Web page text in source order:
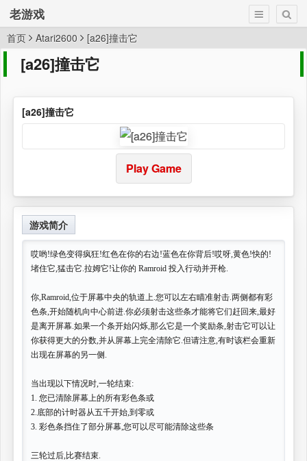
老游戏
首页 Atari2600 [a26]撞击它
[a26]撞击它
[a26]撞击它
Play Game
游戏简介
哎哟!绿色变得疯狂!红色在你的右边!蓝色在你背后!哎呀,黄色!快的!
堵住它,猛击它.拉姆它!让你的 Ramroid 投入行动并开枪.
你,Ramroid,位于屏幕中央的轨道上.您可以左右瞄准射击.两侧都有彩
色条,开始随机向中心前进.你必须射击这些条才能将它们赶回来,最好
是离开屏幕.如果一个条开始闪烁,那么它是一个奖励条,射击它可以让
你获得更大的分数,并从屏幕上完全清除它.但请注意,有时该栏会重新
出现在屏幕的另一侧.
当出现以下情况时,一轮结束:
1. 您已清除屏幕上的所有彩色条或
2.底部的计时器从五千开始,到零或
3. 彩色条挡住了部分屏幕,您可以尽可能清除这些条
三轮过后,比赛结束.